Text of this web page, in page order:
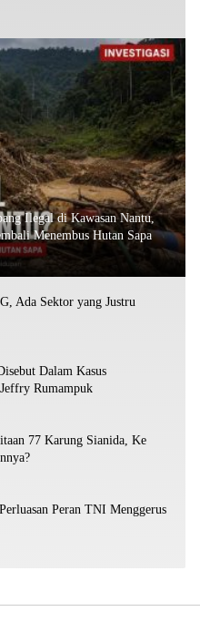
Ilegal di Kawasan Nantu,
Menembus Hutan Sapa
Ada Sektor yang Justru
Dalam Kasus
Rumampuk
77 Karung Sianida, Ke
Peran TNI Menggerus